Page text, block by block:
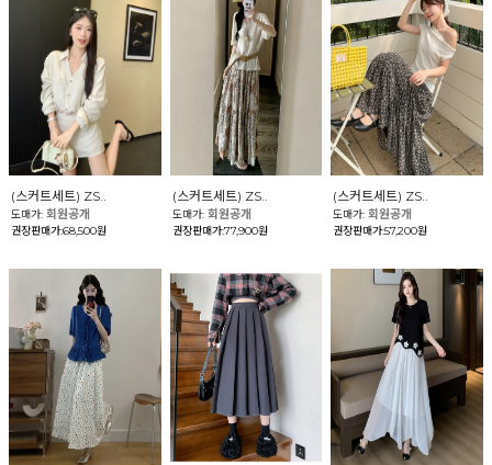
(스커트세트) ZS..
도매가: 회원공개
권장판매가:68,500원
(스커트세트) ZS..
도매가: 회원공개
권장판매가:77,900원
(스커트세트) ZS..
도매가:회원공개
권장판매가:57,200원